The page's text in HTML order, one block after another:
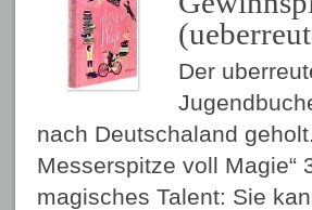
Der
nach Deutschaland
Messerspitze voll Magie“
magisches Talent: Sie